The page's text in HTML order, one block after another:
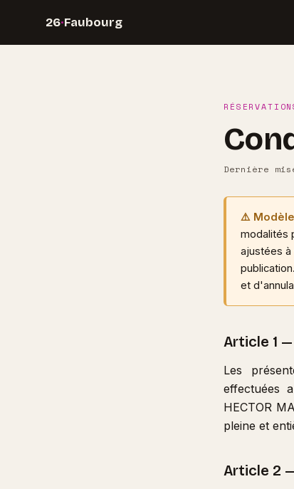
26·Faubourg
Dernière
⚠️ Modèle
modalités
ajustées
et
Article 1
Les
effectuées
HECTOR
pleine et
Article 2